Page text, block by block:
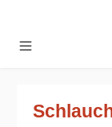
Zum Hauptinhalt